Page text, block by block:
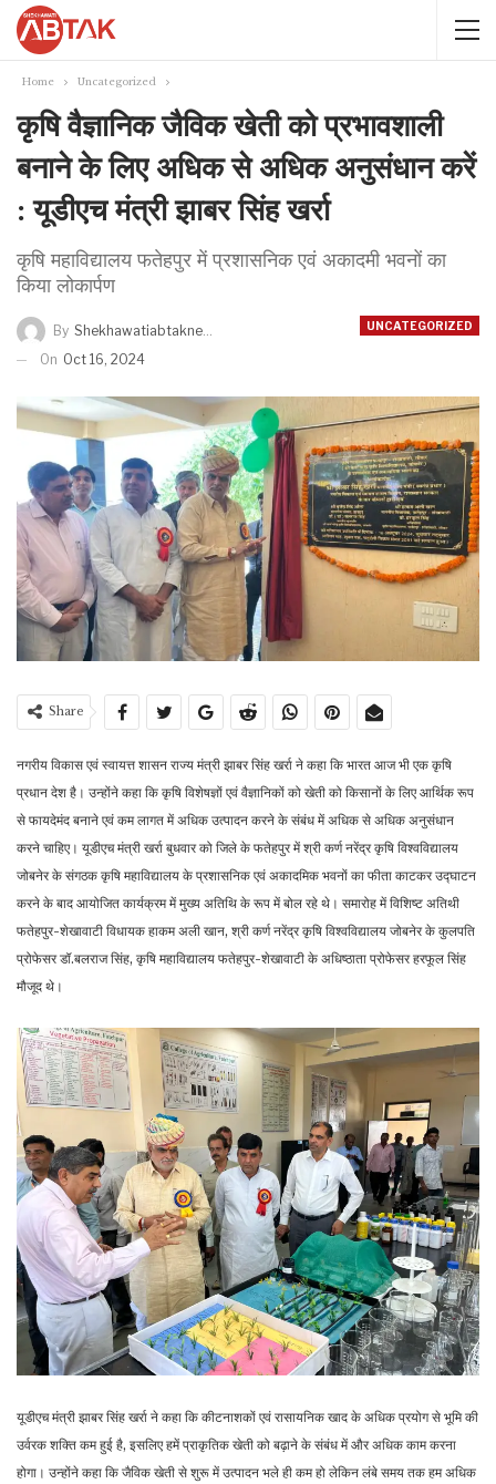
Home Uncategorized
कृषि वैज्ञानिक जैविक खेती को प्रभावशाली
बनाने के लिए अधिक से अधिक अनुसंधान करें
: यूडीएच मंत्री झाबर सिंह खर्रा
कृषि महाविद्यालय फतेहपुर में प्रशासनिक एवं अकादमी भवनों का
किया लोकार्पण
UNCATEGORIZED
By Shekhawatiabtaknews
On Oct 16, 2024
Share
नगरीय विकास एवं स्वायत्त शासन राज्य मंत्री झाबर सिंह खर्रा ने कहा कि भारत आज भी एक कृषि
प्रधान देश है। उन्होंने कहा कि कृषि विशेषज्ञों एवं वैज्ञानिकों को खेती को किसानों के लिए आर्थिक रूप
से फायदेमंद बनाने एवं कम लागत में अधिक उत्पादन करने के संबंध में अधिक से अधिक अनुसंधान
करने चाहिए। यूडीएच मंत्री खर्रा बुधवार को जिले के फतेहपुर में श्री कर्ण नरेंद्र कृषि विश्वविद्यालय
जोबनेर के संगठक कृषि महाविद्यालय के प्रशासनिक एवं अकादमिक भवनों का फीता काटकर उद्घाटन
करने के बाद आयोजित कार्यक्रम में मुख्य अतिथि के रूप में बोल रहे थे। समारोह में विशिष्ट अतिथी
फतेहपुर-शेखावाटी विधायक हाकम अली खान, श्री कर्ण नरेंद्र कृषि विश्वविद्यालय जोबनेर के कुलपति
प्रोफेसर डॉ.बलराज सिंह, कृषि महाविद्यालय फतेहपुर-शेखावाटी के अधिष्ठाता प्रोफेसर हरफूल सिंह
मौजूद थे।
यूडीएच मंत्री झाबर सिंह खर्रा ने कहा कि कीटनाशकों एवं रासायनिक खाद के अधिक प्रयोग से भूमि की
उर्वरक शक्ति कम हुई है, इसलिए हमें प्राकृतिक खेती को बढ़ाने के संबंध में और अधिक काम करना
होगा। उन्होंने कहा कि जैविक खेती से शुरू में उत्पादन भले ही कम हो लेकिन लंबे समय तक हम अधिक